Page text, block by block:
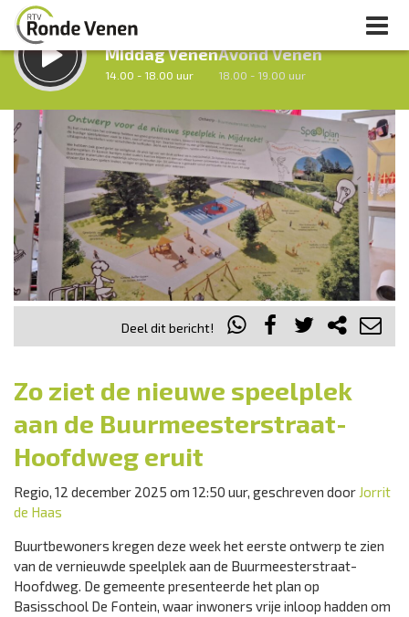
LUISTER LIVE:
Middag Venen
14.00 - 18.00 uur
Avond Venen
18.00 - 19.00 uur
Vorig uur uur 1 van 0 Volgend uur
Inklappen
Deel dit bericht!
Zo ziet de nieuwe speelplek
aan de Buurmeesterstraat-
Hoofdweg eruit
Regio, 12 december 2025 om 12:50 uur, geschreven door Jorrit
de Haas
Buurtbewoners kregen deze week het eerste ontwerp te zien
van de vernieuwde speelplek aan de Buurmeesterstraat-
Hoofdweg. De gemeente presenteerde het plan op
Basisschool De Fontein, waar inwoners vrije inloop hadden om